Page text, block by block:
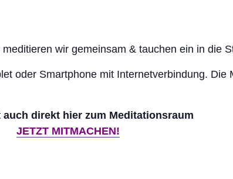
meditieren wir gemeinsam & tauchen ein in die
oder Smartphone mit Internetverbindung. Die
auch direkt hier zum Meditationsraum
JETZT MITMACHEN!